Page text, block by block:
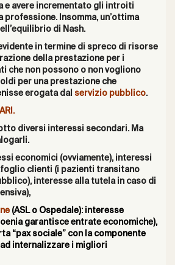
e avere incrementato gli introiti
professione. Insomma, un’ottima
equilibrio di Nash.
in termine di spreco di risorse
della prestazione per i
che non possono o non vogliono
per una prestazione che
erogata dal servizio pubblico.
diversi interessi secondari. Ma
economici (ovviamente), interessi
clienti (i pazienti transitano
interesse alla tutela in caso di
(ASL o Ospedale): interesse
garantisce entrate economiche),
“pax sociale” con la componente
internalizzare i migliori